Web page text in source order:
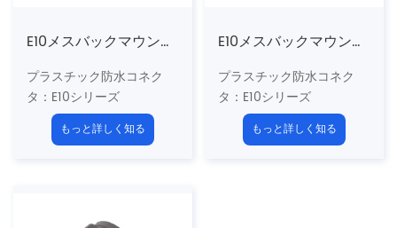
E10メスバックマウントはんだレセプタクル（ねじれ）
プラスチック防水コネク
タ ：E10シリーズ
5/8 "-27uns US標準ネジ
構造タイプ：バックマウン
もっと詳しく知る
E10メスバックマウントPCBレセプタクル（スレッド）
プラスチック防水コネク
タ ：E10シリーズ
5/8 "-27uns US標準ネジ
構造タイプ：バックマウン
もっと詳しく知る